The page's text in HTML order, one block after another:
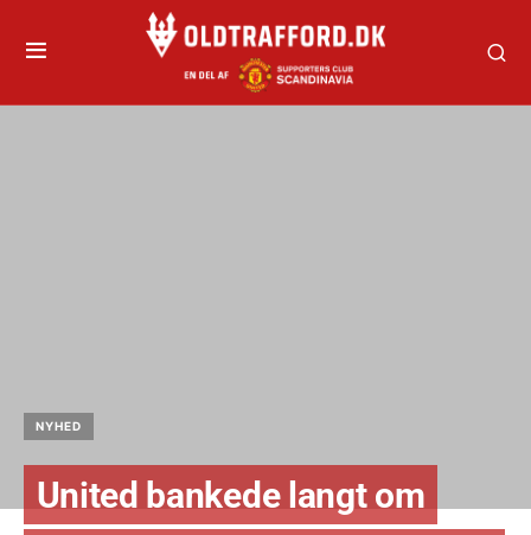
NYHED
United bankede langt om